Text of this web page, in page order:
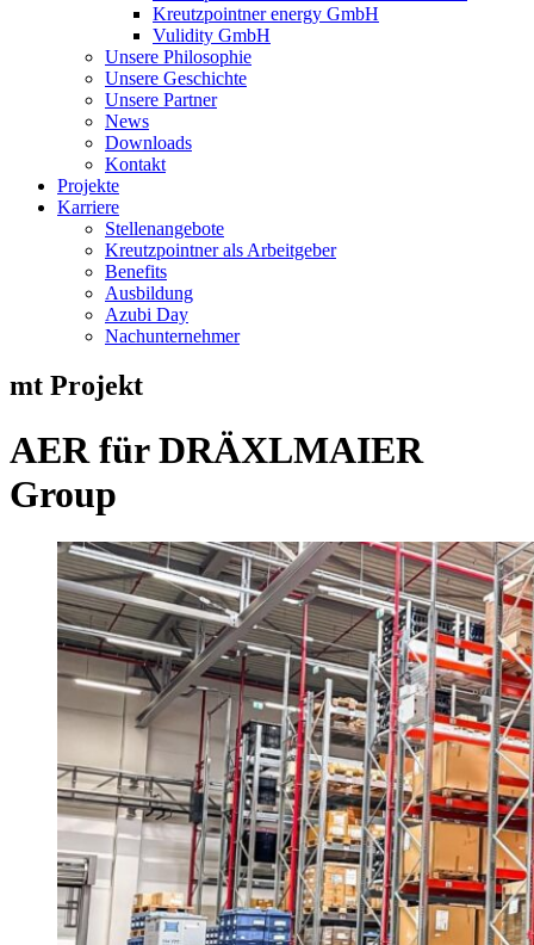
Kreutzpointner energy GmbH
Vulidity GmbH
Unsere Philosophie
Unsere Geschichte
Unsere Partner
News
Downloads
Kontakt
Projekte
Karriere
Stellenangebote
Kreutzpointner als Arbeitgeber
Benefits
Ausbildung
Azubi Day
Nachunternehmer
mt Projekt
AER für DRÄXLMAIER
Group